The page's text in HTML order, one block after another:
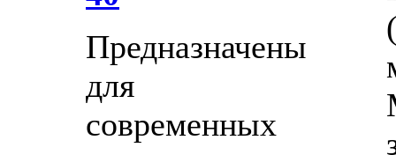
Предназначены
для
современных